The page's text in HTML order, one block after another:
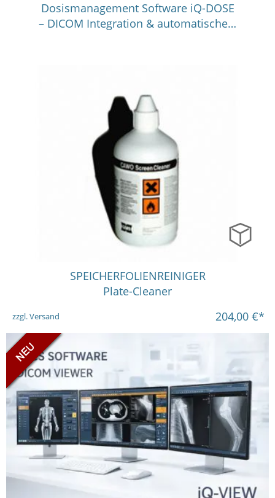
Dosismanagement Software iQ-DOSE
– DICOM Integration & automatische…
in vielen Varianten
SPEICHERFOLIENREINIGER
Plate-Cleaner
zzgl. Versand 204,00 €*